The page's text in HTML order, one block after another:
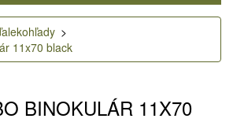
11x70 black
BINOKULÁR 11X70